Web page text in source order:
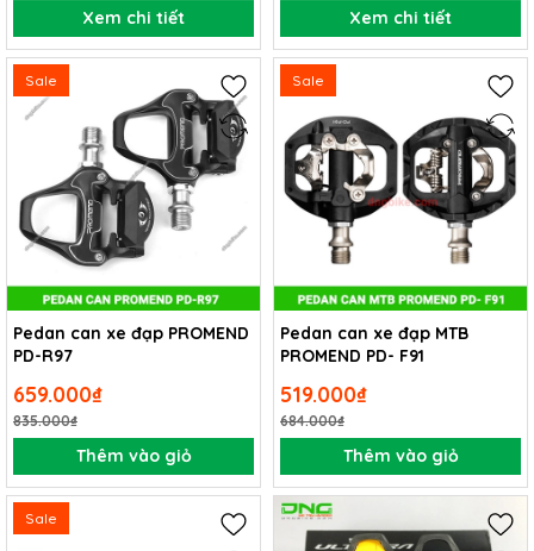
Xem chi tiết Xem chi tiết
Sale
Pedan can xe đạp PROMEND
PD-R97
659.000₫
835.000₫
Thêm vào giỏ
Sale
Pedan can xe đạp MTB
PROMEND PD- F91
519.000₫
684.000₫
Thêm vào giỏ
Sale